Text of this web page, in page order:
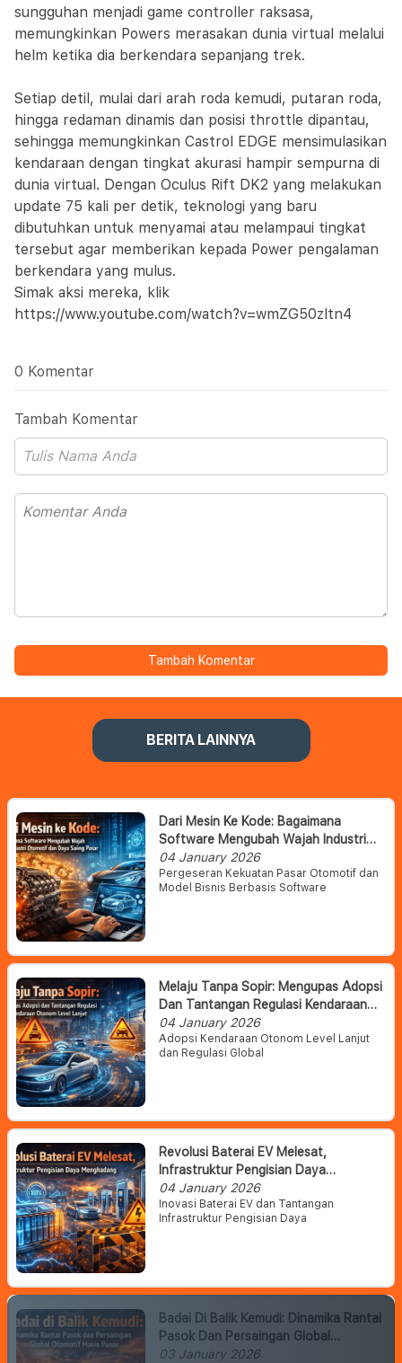
sungguhan menjadi game controller raksasa,
memungkinkan Powers merasakan dunia virtual melalui
helm ketika dia berkendara sepanjang trek.
Setiap detil, mulai dari arah roda kemudi, putaran roda,
hingga redaman dinamis dan posisi throttle dipantau,
sehingga memungkinkan Castrol EDGE mensimulasikan
kendaraan dengan tingkat akurasi hampir sempurna di
dunia virtual. Dengan Oculus Rift DK2 yang melakukan
update 75 kali per detik, teknologi yang baru
dibutuhkan untuk menyamai atau melampaui tingkat
tersebut agar memberikan kepada Power pengalaman
berkendara yang mulus.
Simak aksi mereka, klik
https://www.youtube.com/watch?v=wmZG50zltn4
0 Komentar
Tambah Komentar
Tambah Komentar
BERITA LAINNYA
Dari Mesin Ke Kode: Bagaimana
Software Mengubah Wajah Industri
Otomotif Dan Daya Saing Pasar
04 January 2026
Pergeseran Kekuatan Pasar Otomotif dan
Model Bisnis Berbasis Software
Melaju Tanpa Sopir: Mengupas Adopsi
Dan Tantangan Regulasi Kendaraan
Otonom Level Lanjut
04 January 2026
Adopsi Kendaraan Otonom Level Lanjut
dan Regulasi Global
Revolusi Baterai EV Melesat,
Infrastruktur Pengisian Daya
Menghadang
04 January 2026
Inovasi Baterai EV dan Tantangan
Infrastruktur Pengisian Daya
Badai Di Balik Kemudi: Dinamika Rantai
Pasok Dan Persaingan Global
Otomotif Makin Panas
03 January 2026